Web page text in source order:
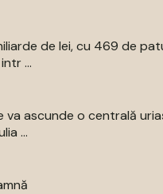
de lei, cu 469 de
...
va ascunde o centrală
...